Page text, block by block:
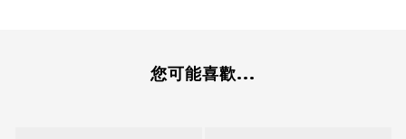
您可能喜歡...